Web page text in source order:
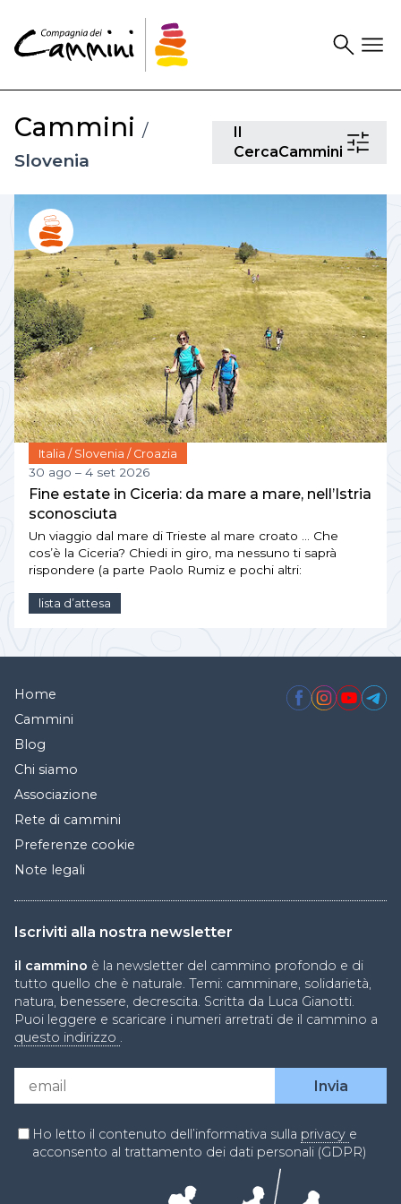
SearchDrawer
Cammini /
Slovenia
Il
CercaCammini
Il
Italia / Slovenia / Croazia
30 ago – 4 set 2026
Fine estate in Ciceria: da mare a mare, nell’Istria
sconosciuta
Un viaggio dal mare di Trieste al mare croato … Che
cos’è la Ciceria? Chiedi in giro, ma nessuno ti saprà
rispondere (a parte Paolo Rumiz e pochi altri:
lista d’attesa
Home
Cammini
Blog
Chi siamo
Associazione
Rete di cammini
Preferenze cookie
Note legali
Iscriviti alla nostra newsletter
il cammino è la newsletter del cammino profondo e di
tutto quello che è naturale. Temi: camminare, solidarietà,
natura, benessere, decrescita. Scritta da Luca Gianotti.
Puoi leggere e scaricare i numeri arretrati de il cammino a
questo indirizzo .
Ho letto il contenuto dell’informativa sulla privacy e
acconsento al trattamento dei dati personali (GDPR)